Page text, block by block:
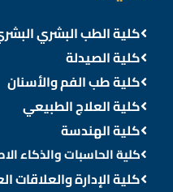
كلية الطب البشري
كلية الصيدلة
كلية طب الفم والأسنان
كلية العلاج الطبيعي
كلية الهندسة
كلية الحاسبات والذكاء
كلية الإدارة والعلاقات